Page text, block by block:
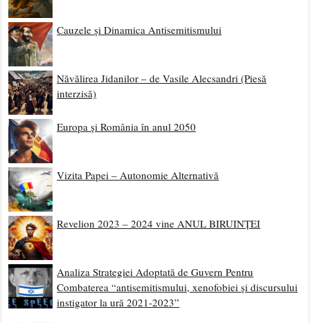
Cauzele și Dinamica Antisemitismului
Năvălirea Jidanilor – de Vasile Alecsandri (Piesă
interzisă)
Europa și România în anul 2050
Vizita Papei – Autonomie Alternativă
Revelion 2023 – 2024 vine ANUL BIRUINȚEI
Analiza Strategiei Adoptată de Guvern Pentru
Combaterea “antisemitismului, xenofobiei și discursului
instigator la ură 2021-2023”